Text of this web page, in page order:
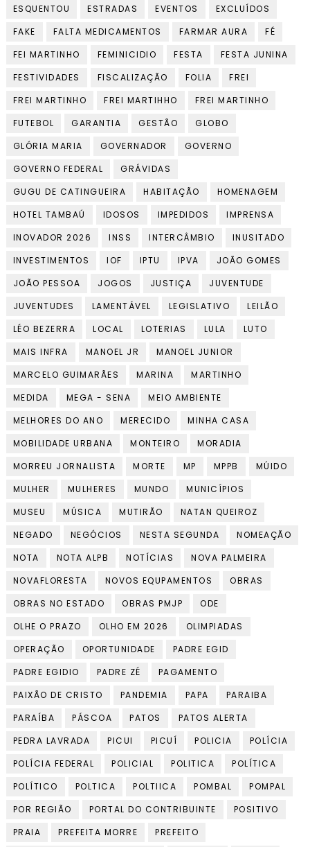
ESQUENTOU
ESTRADAS EVENTOS
EXCLUÍDOS
FAKE
FALTA MEDICAMENTOS FARMAR AURA
FÉ
FEI MARTINHO
FEMINICIDIO FESTA
FESTA JUNINA
FESTIVIDADES
FISCALIZAÇÃO FOLIA
FREI
FREI MARTINHO
FREI MARTIHHO
FREI MARTINHO
FUTEBOL
GARANTIA GESTÃO
GLOBO
GLÓRIA MARIA
GOVERNADOR
GOVERNO
GOVERNO FEDERAL
GRÁVIDAS
GUGU DE CATINGUEIRA
HABITAÇÃO
HOMENAGEM
HOTEL TAMBAÚ
IDOSOS IMPEDIDOS
IMPRENSA
INOVADOR 2026
INSS INTERCÂMBIO
INUSITADO
INVESTIMENTOS
IOF IPTU IPVA
JOÃO GOMES
JOÃO PESSOA
JOGOS JUSTIÇA
JUVENTUDE
JUVENTUDES
LAMENTÁVEL LEGISLATIVO
LEILÃO
LÉO BEZERRA
LOCAL LOTERIAS LULA
LUTO
MAIS INFRA
MANOEL JR
MANOEL JUNIOR
MARCELO GUIMARÃES
MARINA
MARTINHO
MEDIDA
MEGA - SENA
MEIO AMBIENTE
MELHORES DO ANO
MERECIDO
MINHA CASA
MOBILIDADE URBANA
MONTEIRO
MORADIA
MORREU JORNALISTA
MORTE MP MPPB
MÚIDO
MULHER
MULHERES MUNDO
MUNICÍPIOS
MUSEU
MÚSICA MUTIRÃO
NATAN QUEIROZ
NEGADO
NEGÓCIOS NESTA SEGUNDA
NOMEAÇÃO
NOTA
NOTA ALPB NOTÍCIAS
NOVA PALMEIRA
NOVAFLORESTA
NOVOS EQUPAMENTOS
OBRAS
OBRAS NO ESTADO
OBRAS PMJP
ODE
OLHE O PRAZO
OLHO EM 2026
OLIMPIADAS
OPERAÇÃO
OPORTUNIDADE
PADRE EGID
PADRE EGIDIO
PADRE ZÉ
PAGAMENTO
PAIXÃO DE CRISTO
PANDEMIA PAPA
PARAIBA
PARAÍBA
PÁSCOA PATOS
PATOS ALERTA
PEDRA LAVRADA
PICUI PICUÍ POLICIA
POLÍCIA
POLÍCIA FEDERAL
POLICIAL POLITICA
POLÍTICA
POLÍTICO
POLTICA POLTIICA POMBAL
POMPAL
POR REGIÃO
PORTAL DO CONTRIBUINTE
POSITIVO
PRAIA
PREFEITA MORRE
PREFEITO